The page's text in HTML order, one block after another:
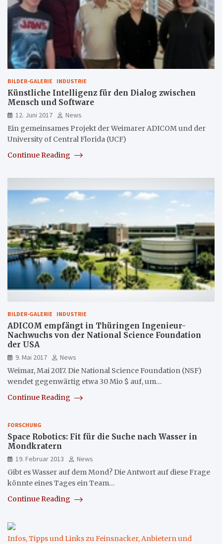
BILDER-GALERIE INDUSTRIE
Künstliche Intelligenz für den Dialog zwischen
Mensch und Software
12. Juni 2017
News
Ein gemeinsames Projekt der Weimarer ADICOM und der
University of Central Florida (UCF)
Continue Reading
BILDER-GALERIE INDUSTRIE
ADICOM empfängt in Thüringen Ingenieur-
Nachwuchs von der National Science Foundation
der USA
9. Mai 2017
News
Weimar, Mai 2017. Die National Science Foundation (NSF)
wendet gegenwärtig etwa 30 Mio $ auf, um…
Continue Reading
FORSCHUNG
Space Robotics: Fit für die Suche nach Wasser in
Mondkratern
19. Februar 2013
News
Gibt es Wasser auf dem Mond? Die Antwort auf diese Frage
könnte eines Tages ein Team…
Continue Reading
Infos, Tipps und Links zu Feinsnacker, Anbietern und